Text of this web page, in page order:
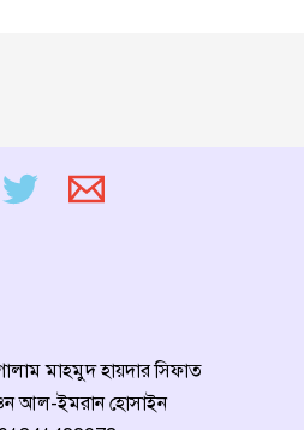
মাহমুদ হায়দার সিফাত
আল-ইমরান হোসাইন